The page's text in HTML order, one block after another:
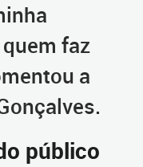
faz
a
público